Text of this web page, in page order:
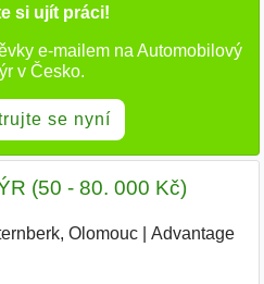
si ujít práci!
e-mailem na Automobilový
v Česko.
se nyní
(50 - 80. 000 Kč)
Olomouc|
Advantage